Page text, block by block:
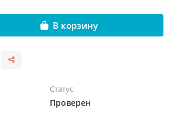
В корзину
Статус
Проверен